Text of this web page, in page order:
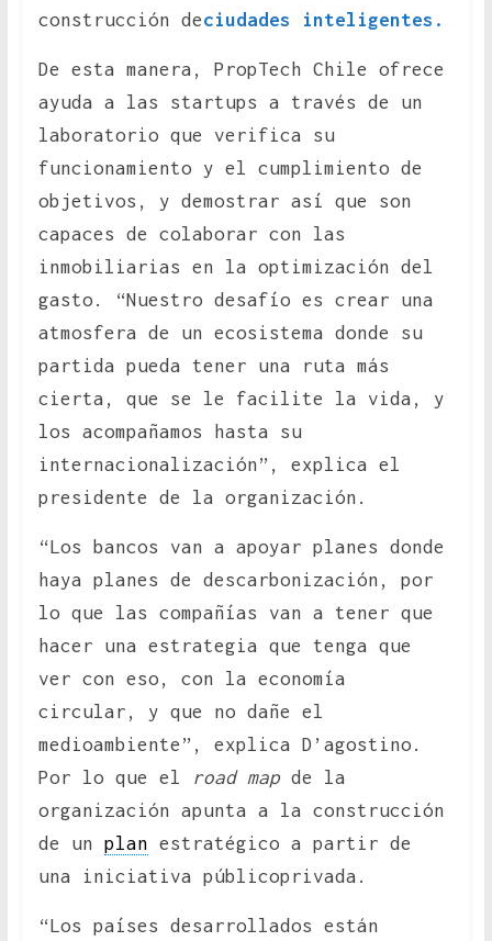
construcción deciudades inteligentes.
De esta manera, PropTech Chile ofrece
ayuda a las startups a través de un
laboratorio que verifica su
funcionamiento y el cumplimiento de
objetivos, y demostrar así que son
capaces de colaborar con las
inmobiliarias en la optimización del
gasto. “Nuestro desafío es crear una
atmosfera de un ecosistema donde su
partida pueda tener una ruta más
cierta, que se le facilite la vida, y
los acompañamos hasta su
internacionalización”, explica el
presidente de la organización.
“Los bancos van a apoyar planes donde
haya planes de descarbonización, por
lo que las compañías van a tener que
hacer una estrategia que tenga que
ver con eso, con la economía
circular, y que no dañe el
medioambiente”, explica D’agostino.
Por lo que el
road mapde la
organización apunta a la construcción
de un plan estratégico a partir de
una iniciativa públicoprivada.
“Los países desarrollados están